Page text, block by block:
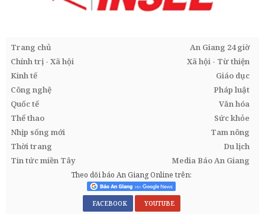
Trang chủ
An Giang 24 giờ
Chính trị - Xã hội
Xã hội - Từ thiện
Kinh tế
Giáo dục
Công nghệ
Pháp luật
Quốc tế
Văn hóa
Thể thao
Sức khỏe
Nhịp sống mới
Tam nông
Thời trang
Du lịch
Tin tức miền Tây
Media Báo An Giang
Theo dõi báo An Giang Online trên:
FACEBOOK YOUTUBE